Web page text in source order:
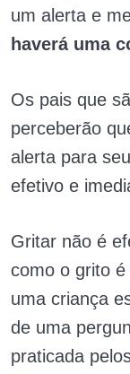
um alerta e
haverá uma
Os pais que
perceberão
alerta para
efetivo e
Gritar não é
como o grito
uma criança
de uma
praticada